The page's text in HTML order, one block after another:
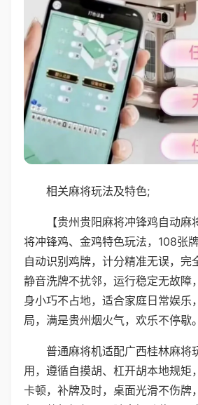
相关麻将玩法及特色;
【贵州贵阳麻将冲锋鸡自动
将冲锋鸡、金鸡特色玩法，108张
自动识别鸡牌，计分精准无误，完
静音洗牌不扰邻，运行稳定无故障
身小巧不占地，适合家庭日常娱乐
局，满是贵州烟火气，欢乐不停歇。
普通麻将机适配广西桂林麻将
用，遵循自摸胡、杠开胡本地规矩
卡顿，补牌及时，桌面光滑不伤牌